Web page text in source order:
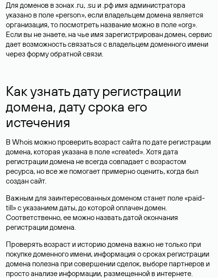
Для доменов в зонах .ru, .su и .рф имя администратора
указано в поле «person», если владельцем домена является
организация, то посмотреть название можно в поле «org».
Если вы не знаете, на чье имя зарегистрирован домен, сервис
дает возможность связаться с владельцем доменного имени
через форму обратной связи.
Как узнать дату регистрации
домена, дату срока его
истечения
В Whois можно проверить возраст сайта по дате регистрации
домена, которая указана в поле «created». Хотя дата
регистрации домена не всегда совпадает с возрастом
ресурса, но все же помогает примерно оценить, когда был
создан сайт.
Важным для заинтересованных доменом станет поле «paid-
till» с указанием даты, до которой оплачен домен.
Соответственно, ее можно назвать датой окончания
регистрации домена.
Проверять возраст и историю домена важно не только при
покупке доменного имени, информация о сроках регистрации
домена полезна при совершении сделок, выборе партнеров и
просто анализе информации, размещенной в интернете.